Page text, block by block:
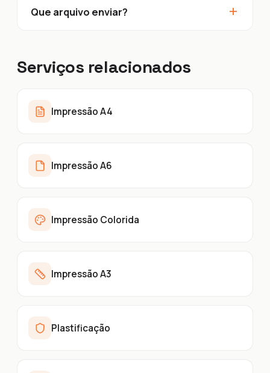
Que arquivo enviar? +
Serviços relacionados
Impressão A4
Impressão A6
Impressão Colorida
Impressão A3
Plastificação